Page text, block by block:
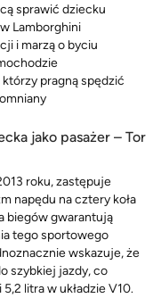
sprawić dziecku
Lamborghini
i marzą o byciu
pragną spędzić
jako pasażer – Tor
roku, zastępuje
napędu na cztery koła
biegów gwarantują
tego sportowego
wskazuje, że
szybkiej jazdy, co
litra w układzie V10.